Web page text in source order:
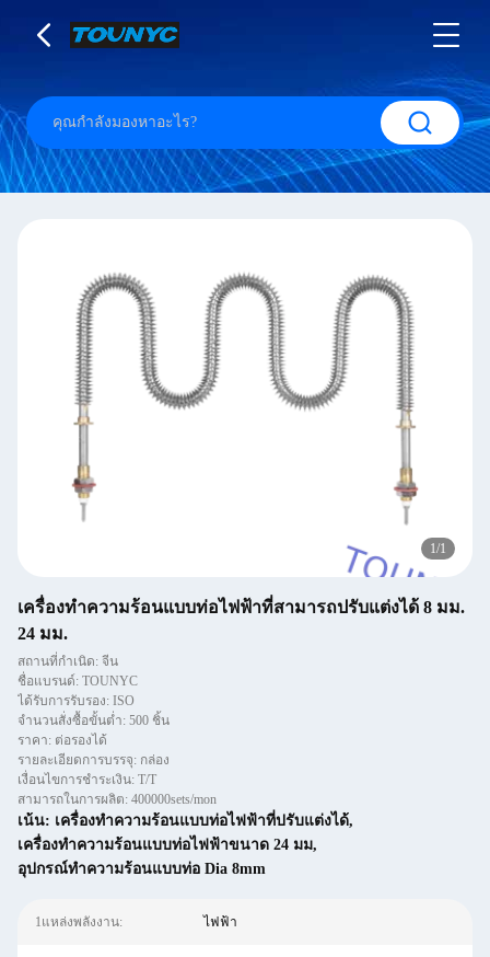
1/1
เครื่องทําความร้อนแบบท่อไฟฟ้าที่สามารถปรับแต่งได้ 8 มม.
24 มม.
สถานที่กำเนิด: จีน
ชื่อแบรนด์: TOUNYC
ได้รับการรับรอง: ISO
จำนวนสั่งซื้อขั้นต่ำ: 500 ชิ้น
ราคา: ต่อรองได้
รายละเอียดการบรรจุ: กล่อง
เงื่อนไขการชำระเงิน: T/T
สามารถในการผลิต: 400000sets/mon
เน้น: เครื่องทําความร้อนแบบท่อไฟฟ้าที่ปรับแต่งได้,
เครื่องทําความร้อนแบบท่อไฟฟ้าขนาด 24 มม,
อุปกรณ์ทําความร้อนแบบท่อ Dia 8mm
1แหล่งพลังงาน: ไฟฟ้า